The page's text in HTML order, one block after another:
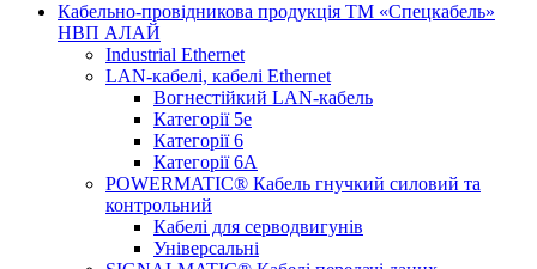
Кабельно-провідникова продукція ТМ «Спецкабель»
НВП АЛАЙ
Industrial Ethernet
LAN-кабелі, кабелі Ethernet
Вогнестійкий LAN-кабель
Категорії 5е
Категорії 6
Категорії 6А
POWERMATIC® Кабель гнучкий силовий та
контрольний
Кабелі для серводвигунів
Універсальні